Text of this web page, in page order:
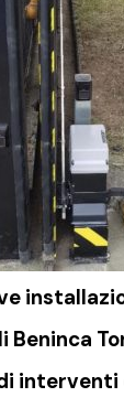
interventi